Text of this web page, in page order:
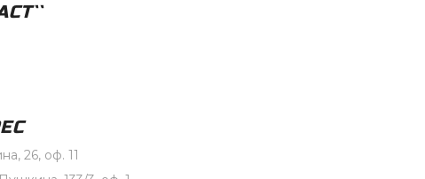
26, оф. 11